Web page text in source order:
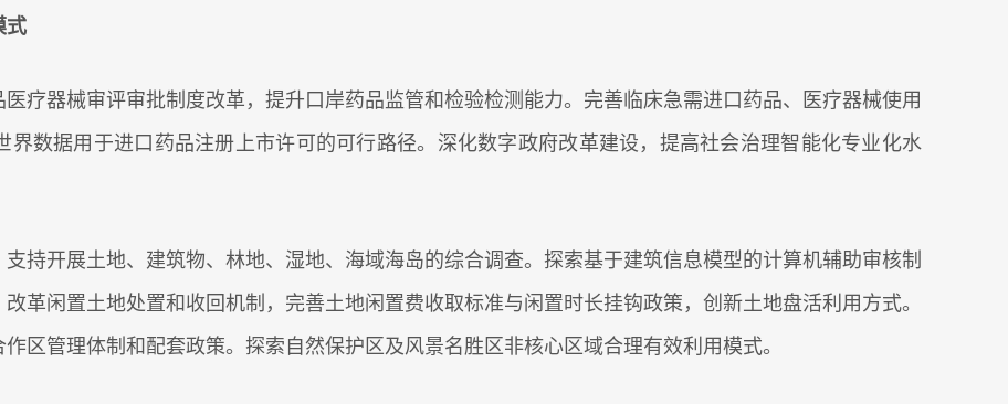
式
器械审评审批制度改革，提升口岸药品监管和检验检测能力。完善临床急需进口药品、医疗器械使用
界数据用于进口药品注册上市许可的可行路径。深化数字政府改革建设，提高社会治理智能化专业化水
开展土地、建筑物、林地、湿地、海域海岛的综合调查。探索基于建筑信息模型的计算机辅助审核制
革闲置土地处置和收回机制，完善土地闲置费收取标准与闲置时长挂钩政策，创新土地盘活利用方式。
区管理体制和配套政策。探索自然保护区及风景名胜区非核心区域合理有效利用模式。